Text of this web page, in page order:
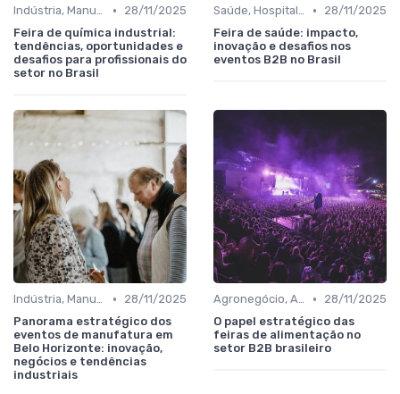
Indústria, Manufatura, Automotivo e Bens de Capital •
28/11/2025
Feira de química industrial:
tendências, oportunidades e
desafios para profissionais do
setor no Brasil
Saúde, Hospitalar, Farmacêutico e Biotecnologia •
28/11/2025
Feira de saúde: impacto,
inovação e desafios nos
eventos B2B no Brasil
Indústria, Manufatura, Automotivo e Bens de Capital •
28/11/2025
Panorama estratégico dos
eventos de manufatura em
Belo Horizonte: inovação,
negócios e tendências
industriais
Agronegócio, Alimentos, Bebidas e Agroindústria •
28/11/2025
O papel estratégico das
feiras de alimentação no
setor B2B brasileiro